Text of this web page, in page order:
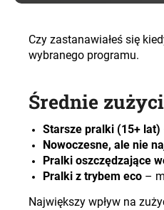
Czy zastanawiałeś się
wybranego programu.
Średnie
Starsze pralki (15+ lat)
Nowoczesne, ale nie
Pralki oszczędzające
Pralki z trybem eco –
Największy wpływ na